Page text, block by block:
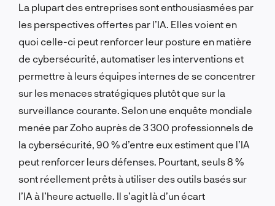
La plupart des entreprises sont enthousiasmées par
les perspectives offertes par l’IA. Elles voient en
quoi celle-ci peut renforcer leur posture en matière
de cybersécurité, automatiser les interventions et
permettre à leurs équipes internes de se concentrer
sur les menaces stratégiques plutôt que sur la
surveillance courante. Selon une enquête mondiale
menée par Zoho auprès de 3 300 professionnels de
la cybersécurité, 90 % d’entre eux estiment que l’IA
peut renforcer leurs défenses. Pourtant, seuls 8 %
sont réellement prêts à utiliser des outils basés sur
l’IA à l’heure actuelle. Il s’agit là d’un écart